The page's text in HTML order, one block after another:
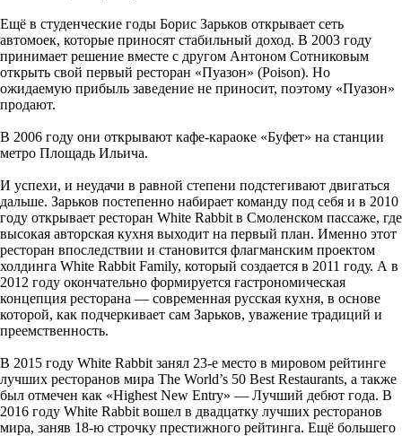
Ещё в студенческие годы Борис Зарьков открывает сеть
автомоек, которые приносят стабильный доход. В 2003 году
принимает решение вместе с другом Антоном Сотниковым
открыть свой первый ресторан «Пуазон» (Poison). Но
ожидаемую прибыль заведение не приносит, поэтому «Пуазон»
продают.
В 2006 году они открывают кафе-караоке «Буфет» на станции
метро Площадь Ильича.
И успехи, и неудачи в равной степени подстегивают двигаться
дальше. Зарьков постепенно набирает команду под себя и в 2010
году открывает ресторан White Rabbit в Смоленском пассаже, где
высокая авторская кухня выходит на первый план. Именно этот
ресторан впоследствии и становится флагманским проектом
холдинга White Rabbit Family, который создается в 2011 году. А в
2012 году окончательно формируется гастрономическая
концепция ресторана — современная русская кухня, в основе
которой, как подчеркивает сам Зарьков, уважение традиций и
преемственность.
В 2015 году White Rabbit занял 23-е место в мировом рейтинге
лучших ресторанов мира The World’s 50 Best Restaurants, а также
был отмечен как «Highest New Entry» — Лучший дебют года. В
2016 году White Rabbit вошел в двадцатку лучших ресторанов
мира, заняв 18-ю строчку престижного рейтинга. Ещё большего